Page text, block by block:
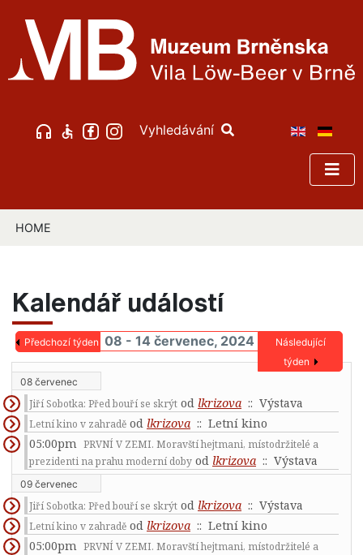
Vyhledávání
HOME
Kalendář událostí
Předchozí týden 08 - 14 červenec, 2024
Následující
týden
08 červenec
Jiří Sobotka: Před bouří se skrýt od lkrizova :: Výstava
Letní kino v zahradě od lkrizova :: Letní kino
05:00pm PRVNÍ V ZEMI. Moravští hejtmani, místodržitelé a
prezidenti na prahu moderní doby od lkrizova :: Výstava
09 červenec
Jiří Sobotka: Před bouří se skrýt od lkrizova :: Výstava
Letní kino v zahradě od lkrizova :: Letní kino
05:00pm PRVNÍ V ZEMI. Moravští hejtmani, místodržitelé a